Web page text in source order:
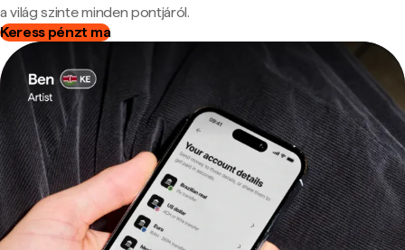
a világ szinte minden pontjáról.
Keress pénzt ma